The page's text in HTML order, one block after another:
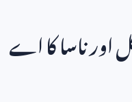
اور ناسا کا اے